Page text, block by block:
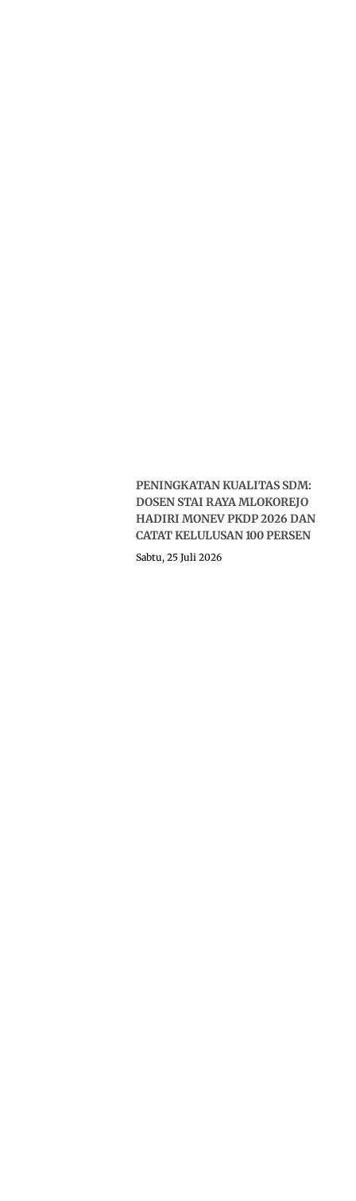
PENINGKATAN KUALITAS SDM:
DOSEN STAI RAYA MLOKOREJO
HADIRI MONEV PKDP 2026 DAN
CATAT KELULUSAN 100 PERSEN
Sabtu, 25 Juli 2026